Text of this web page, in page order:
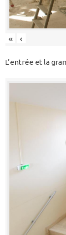
« ‹
L’entrée et la